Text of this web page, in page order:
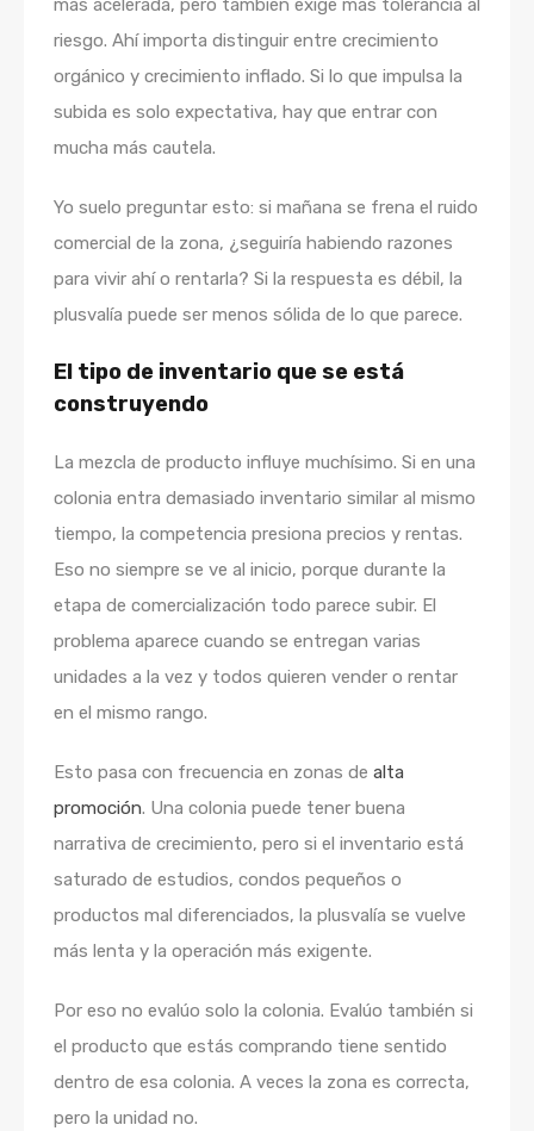
más acelerada, pero también exige más tolerancia al
riesgo. Ahí importa distinguir entre crecimiento
orgánico y crecimiento inflado. Si lo que impulsa la
subida es solo expectativa, hay que entrar con
mucha más cautela.
Yo suelo preguntar esto: si mañana se frena el ruido
comercial de la zona, ¿seguiría habiendo razones
para vivir ahí o rentarla? Si la respuesta es débil, la
plusvalía puede ser menos sólida de lo que parece.
El tipo de inventario que se está
construyendo
La mezcla de producto influye muchísimo. Si en una
colonia entra demasiado inventario similar al mismo
tiempo, la competencia presiona precios y rentas.
Eso no siempre se ve al inicio, porque durante la
etapa de comercialización todo parece subir. El
problema aparece cuando se entregan varias
unidades a la vez y todos quieren vender o rentar
en el mismo rango.
Esto pasa con frecuencia en zonas de alta
promoción. Una colonia puede tener buena
narrativa de crecimiento, pero si el inventario está
saturado de estudios, condos pequeños o
productos mal diferenciados, la plusvalía se vuelve
más lenta y la operación más exigente.
Por eso no evalúo solo la colonia. Evalúo también si
el producto que estás comprando tiene sentido
dentro de esa colonia. A veces la zona es correcta,
pero la unidad no.